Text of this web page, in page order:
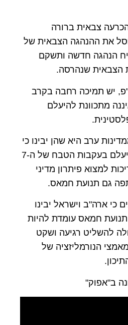
צבאית ברורה
את ההנהגה הצבאית של
הנהגה חדשה ותשקם
הצבאית שנהרסה.
יש תמיכה רחבה בקרב
מתכוונת להיעלם
ערב היא שהן יבינו כי
היא איננה עומדת להיעלם בעקבות הטבח של ה-7
למצוא פיתרון מדיני
גם תנועת חמאס.
כי ארה"ב וישראל יבינו
חמאס עומדת להיות
להשליט רגיעה ושקט
הנורמליזציה של
ב"אפוק"